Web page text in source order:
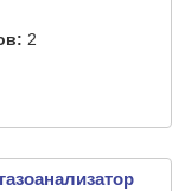
2